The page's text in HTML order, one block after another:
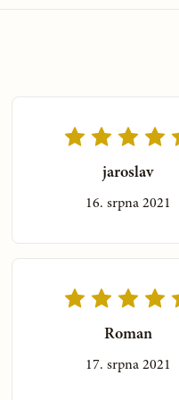
lyžičky karlovarskej soli,
kávu, mlieko
sa striedajú po desiatich
veľkosti 20 x 50 cm naplnené
pečeňovej tak, aby zasiahli
jaroslav
16. srpna 2021
Roman
17. srpna 2021